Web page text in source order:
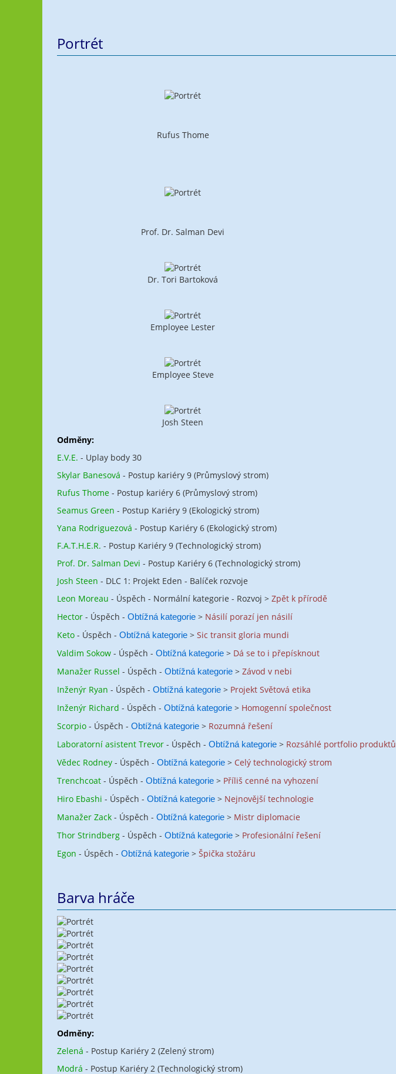
Portrét
Rufus Thome
Prof. Dr. Salman Devi
Dr. Tori Bartoková
Employee Lester
Employee Steve
Josh Steen
Odměny:
E.V.E. - Uplay body 30
Skylar Banesová - Postup kariéry 9 (Průmyslový strom)
Rufus Thome - Postup kariéry 6 (Průmyslový strom)
Seamus Green - Postup Kariéry 9 (Ekologický strom)
Yana Rodriguezová - Postup Kariéry 6 (Ekologický strom)
F.A.T.H.E.R. - Postup Kariéry 9 (Technologický strom)
Prof. Dr. Salman Devi - Postup Kariéry 6 (Technologický strom)
Josh Steen - DLC 1: Projekt Eden - Balíček rozvoje
Leon Moreau - Úspěch - Normální kategorie - Rozvoj > Zpět k přírodě
Hector - Úspěch - Obtížná kategorie > Násilí porazí jen násilí
Keto - Úspěch - Obtížná kategorie > Sic transit gloria mundi
Valdim Sokow - Úspěch - Obtížná kategorie > Dá se to i přepísknout
Manažer Russel - Úspěch - Obtížná kategorie > Závod v nebi
Inženýr Ryan - Úspěch - Obtížná kategorie > Projekt Světová etika
Inženýr Richard - Úspěch - Obtížná kategorie > Homogenní společnost
Scorpio - Úspěch - Obtížná kategorie > Rozumná řešení
Laboratorní asistent Trevor - Úspěch - Obtížná kategorie > Rozsáhlé portfolio produktů
Vědec Rodney - Úspěch - Obtížná kategorie > Celý technologický strom
Trenchcoat - Úspěch - Obtížná kategorie > Příliš cenné na vyhození
Hiro Ebashi - Úspěch - Obtížná kategorie > Nejnovější technologie
Manažer Zack - Úspěch - Obtížná kategorie > Mistr diplomacie
Thor Strindberg - Úspěch - Obtížná kategorie > Profesionální řešení
Egon - Úspěch - Obtížná kategorie > Špička stožáru
Barva hráče
Odměny:
Zelená - Postup Kariéry 2 (Zelený strom)
Modrá - Postup Kariéry 2 (Technologický strom)